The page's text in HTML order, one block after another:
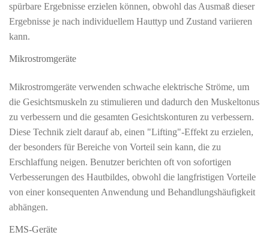
spürbare Ergebnisse erzielen können, obwohl das Ausmaß dieser
Ergebnisse je nach individuellem Hauttyp und Zustand variieren
kann.
Mikrostromgeräte
Mikrostromgeräte verwenden schwache elektrische Ströme, um
die Gesichtsmuskeln zu stimulieren und dadurch den Muskeltonus
zu verbessern und die gesamten Gesichtskonturen zu verbessern.
Diese Technik zielt darauf ab, einen "Lifting"-Effekt zu erzielen,
der besonders für Bereiche von Vorteil sein kann, die zu
Erschlaffung neigen. Benutzer berichten oft von sofortigen
Verbesserungen des Hautbildes, obwohl die langfristigen Vorteile
von einer konsequenten Anwendung und Behandlungshäufigkeit
abhängen.
EMS-Geräte